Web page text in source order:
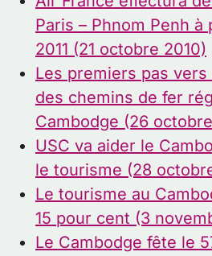
Paris – Phnom Penh à
2011 (21 octobre 2010)
Les premiers pas
des chemins de fer
Cambodge (26
USC va aider le
le tourisme (28
Le tourisme au
15 pour cent (3
Le Cambodge fête le